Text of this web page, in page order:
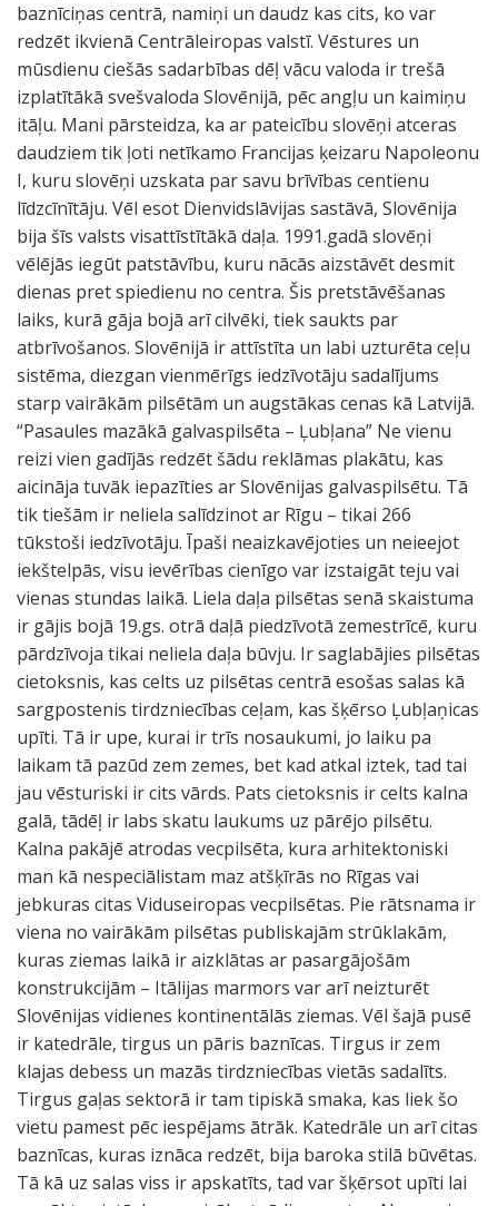
baznīciņas centrā, namiņi un daudz kas cits, ko var
redzēt ikvienā Centrāleiropas valstī. Vēstures un
mūsdienu ciešās sadarbības dēļ vācu valoda ir trešā
izplatītākā svešvaloda Slovēnijā, pēc angļu un kaimiņu
itāļu. Mani pārsteidza, ka ar pateicību slovēņi atceras
daudziem tik ļoti netīkamo Francijas ķeizaru Napoleonu
I, kuru slovēņi uzskata par savu brīvības centienu
līdzcīnītāju. Vēl esot Dienvidslāvijas sastāvā, Slovēnija
bija šīs valsts visattīstītākā daļa. 1991.gadā slovēņi
vēlējās iegūt patstāvību, kuru nācās aizstāvēt desmit
dienas pret spiedienu no centra. Šis pretstāvēšanas
laiks, kurā gāja bojā arī cilvēki, tiek saukts par
atbrīvošanos. Slovēnijā ir attīstīta un labi uzturēta ceļu
sistēma, diezgan vienmērīgs iedzīvotāju sadalījums
starp vairākām pilsētām un augstākas cenas kā Latvijā.
“Pasaules mazākā galvaspilsēta – Ļubļana” Ne vienu
reizi vien gadījās redzēt šādu reklāmas plakātu, kas
aicināja tuvāk iepazīties ar Slovēnijas galvaspilsētu. Tā
tik tiešām ir neliela salīdzinot ar Rīgu – tikai 266
tūkstoši iedzīvotāju. Īpaši neaizkavējoties un neieejot
iekštelpās, visu ievērības cienīgo var izstaigāt teju vai
vienas stundas laikā. Liela daļa pilsētas senā skaistuma
ir gājis bojā 19.gs. otrā daļā piedzīvotā zemestrīcē, kuru
pārdzīvoja tikai neliela daļa būvju. Ir saglabājies pilsētas
cietoksnis, kas celts uz pilsētas centrā esošas salas kā
sargpostenis tirdzniecības ceļam, kas šķērso Ļubļaņicas
upīti. Tā ir upe, kurai ir trīs nosaukumi, jo laiku pa
laikam tā pazūd zem zemes, bet kad atkal iztek, tad tai
jau vēsturiski ir cits vārds. Pats cietoksnis ir celts kalna
galā, tādēļ ir labs skatu laukums uz pārējo pilsētu.
Kalna pakājē atrodas vecpilsēta, kura arhitektoniski
man kā nespeciālistam maz atšķīrās no Rīgas vai
jebkuras citas Viduseiropas vecpilsētas. Pie rātsnama ir
viena no vairākām pilsētas publiskajām strūklakām,
kuras ziemas laikā ir aizklātas ar pasargājošām
konstrukcijām – Itālijas marmors var arī neizturēt
Slovēnijas vidienes kontinentālās ziemas. Vēl šajā pusē
ir katedrāle, tirgus un pāris baznīcas. Tirgus ir zem
klajas debess un mazās tirdzniecības vietās sadalīts.
Tirgus gaļas sektorā ir tam tipiskā smaka, kas liek šo
vietu pamest pēc iespējams ātrāk. Katedrāle un arī citas
baznīcas, kuras iznāca redzēt, bija baroka stilā būvētas.
Tā kā uz salas viss ir apskatīts, tad var šķērsot upīti lai